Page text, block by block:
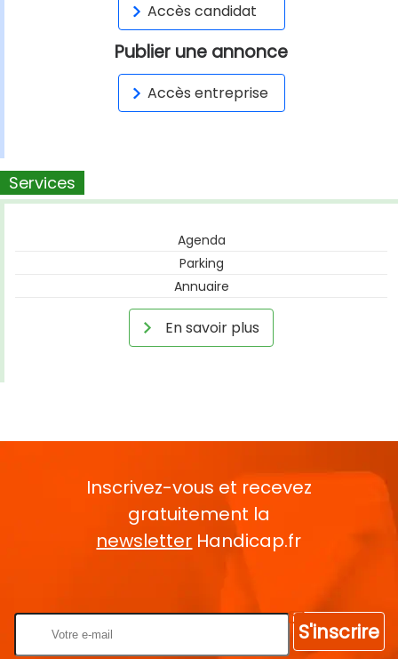
Accès candidat
Publier une annonce
Accès entreprise
Services
Agenda
Parking
Annuaire
En savoir plus
Inscrivez-vous et recevez
gratuitement la
newsletter Handicap.fr
S'inscrire